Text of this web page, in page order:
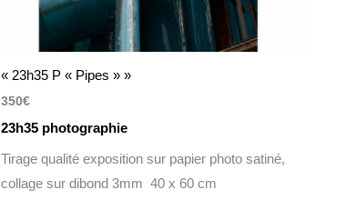
« 23h35 P « Pipes » »
350€
23h35 photographie
Tirage qualité exposition sur papier photo satiné,
collage sur dibond 3mm 40 x 60 cm